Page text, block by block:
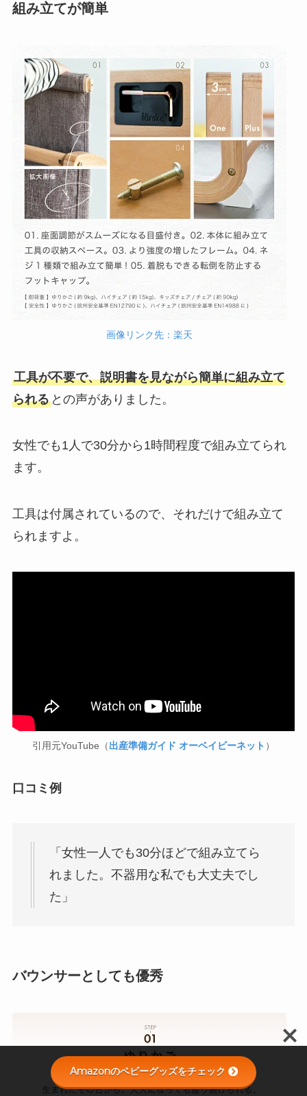
組み立てが簡単
画像リンク先：楽天
工具が不要で、説明書を見ながら簡単に組み立て
られるとの声がありました。
女性でも1人で30分から1時間程度で組み立てられ
ます。
工具は付属されているので、それだけで組み立て
られますよ。
引用元YouTube（出産準備ガイド オーベイビーネット ）
口コミ例
「女性一人でも30分ほどで組み立てら
れました。不器用な私でも大丈夫でし
た」
バウンサーとしても優秀
Amazonのベビーグッズをチェック